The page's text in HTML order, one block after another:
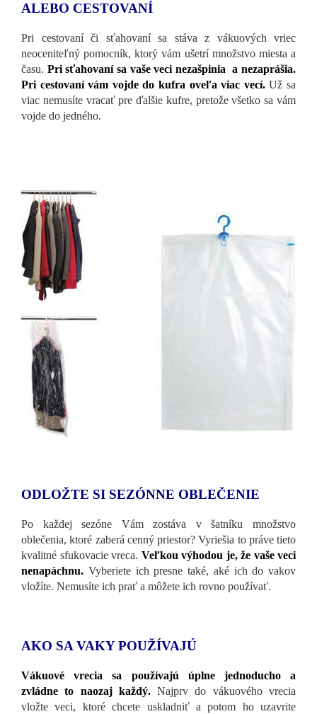
ALEBO CESTOVANÍ
Pri cestovaní či sťahovaní sa stáva z vákuových vriec
neoceniteľný pomocník, ktorý vám ušetrí množstvo miesta a
času. Pri sťahovaní sa vaše veci nezašpinia a nezaprášia.
Pri cestovaní vám vojde do kufra oveľa viac vecí.Už sa
viac nemusíte vracať pre ďalšie kufre, pretože všetko sa vám
vojde do jedného.
ODLOŽTE SI SEZÓNNE OBLEČENIE
Po každej sezóne Vám zostáva v šatníku množstvo
oblečenia, ktoré zaberá cenný priestor? Vyriešia to práve tieto
kvalitné sfukovacie vreca. Veľkou výhodou je, že vaše veci
nenapáchnu. Vyberiete ich presne také, aké ich do vakov
vložíte. Nemusíte ich prať a môžete ich rovno používať.
AKO SA VAKY POUŽÍVAJÚ
Vákuové vrecia sa používajú úplne jednoducho a
zvládne to naozaj každý.Najprv do vákuového vrecia
vložte veci, ktoré chcete uskladniť a potom ho uzavrite